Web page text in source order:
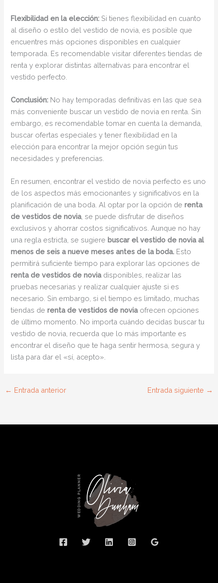
Flexibilidad en la elección: Si tienes flexibilidad en cuanto
al diseño o estilo del vestido de novia, es posible que
encuentres más opciones disponibles en cualquier
temporada. Es recomendable visitar diferentes tiendas de
renta y explorar distintas alternativas para encontrar el
vestido perfecto.
Conclusión: No hay temporadas definitivas en las que sea
más conveniente buscar un vestido de novia en renta. Sin
embargo, es recomendable tomar en cuenta la demanda,
buscar ofertas especiales y tener flexibilidad en la
elección para encontrar la mejor opción según tus
necesidades y preferencias.
En resumen, encontrar el vestido de novia perfecto es uno
de los aspectos más emocionantes y significativos en la
planificación de una boda. Al optar por la opción de renta
de vestidos de novia, se puede disfrutar de diseños
exclusivos y ahorrar costos significativos. Aunque no hay
una regla estricta, se sugiere buscar el vestido de novia al
menos de seis a nueve meses antes de la boda. Esto
permitirá suficiente tiempo para explorar las opciones de
renta de vestidos de noviadisponibles, realizar las
pruebas necesarias y realizar cualquier ajuste si es
necesario. Sin embargo, si el tiempo es limitado, muchas
tiendas de renta de vestidos de noviaofrecen opciones
de último momento. No importa cuándo decidas buscar tu
vestido de novia, recuerda que lo más importante es
encontrar el diseño que te haga sentir hermosa, segura y
lista para dar el «sí, acepto».
← Entrada anterior Entrada siguiente →